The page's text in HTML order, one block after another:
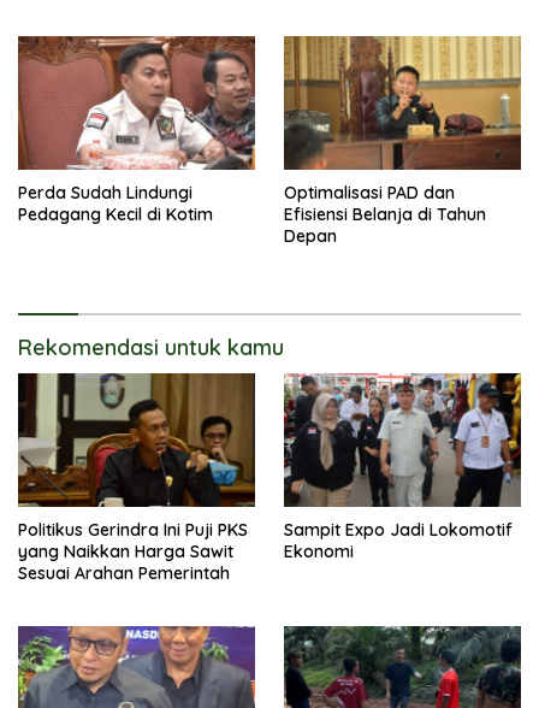
Perda Sudah Lindungi
Pedagang Kecil di Kotim
Optimalisasi PAD dan
Efisiensi Belanja di Tahun
Depan
Rekomendasi untuk kamu
Politikus Gerindra Ini Puji PKS
yang Naikkan Harga Sawit
Sesuai Arahan Pemerintah
Sampit Expo Jadi Lokomotif
Ekonomi